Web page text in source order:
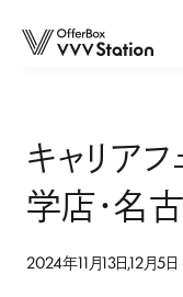
Station
OfferBox VVV
OfferBox VVV
キャリア
学店・名
2024年11月13日,12月5日